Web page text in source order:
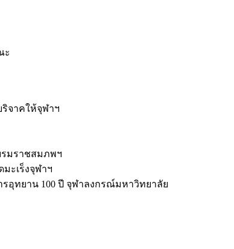
ะ
จาคให้จุฬาฯ
มราชสมภพฯ
ะเร็งจุฬาฯ
รอุทยาน 100 ปี จุฬาลงกรณ์มหาวิทยาลัย